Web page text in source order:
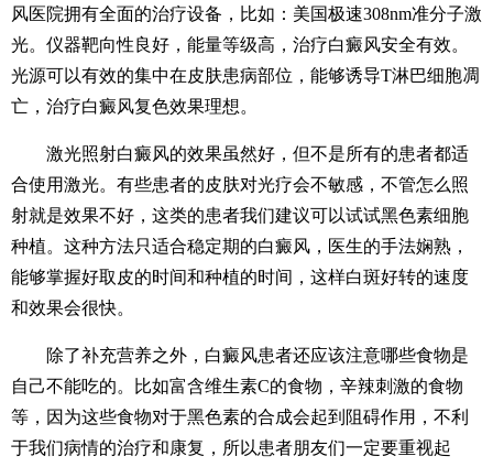
风医院拥有全面的治疗设备，比如：美国极速308nm准分子激
光。仪器靶向性良好，能量等级高，治疗白癜风安全有效。
光源可以有效的集中在皮肤患病部位，能够诱导T淋巴细胞凋
亡，治疗白癜风复色效果理想。
激光照射白癜风的效果虽然好，但不是所有的患者都适
合使用激光。有些患者的皮肤对光疗会不敏感，不管怎么照
射就是效果不好，这类的患者我们建议可以试试黑色素细胞
种植。这种方法只适合稳定期的白癜风，医生的手法娴熟，
能够掌握好取皮的时间和种植的时间，这样白斑好转的速度
和效果会很快。
除了补充营养之外，白癜风患者还应该注意哪些食物是
自己不能吃的。比如富含维生素C的食物，辛辣刺激的食物
等，因为这些食物对于黑色素的合成会起到阻碍作用，不利
于我们病情的治疗和康复，所以患者朋友们一定要重视起